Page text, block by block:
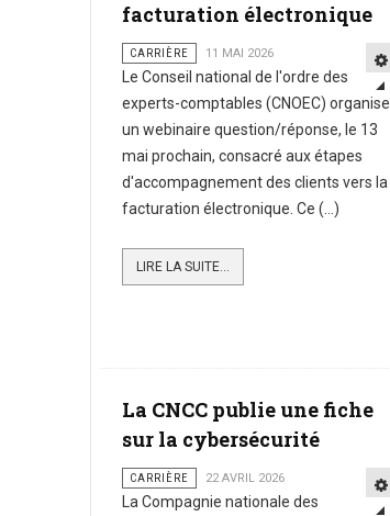
facturation électronique
CARRIÈRE 11 MAI 2026
Le Conseil national de l'ordre des
experts-comptables (CNOEC) organise
un webinaire question/réponse, le 13
mai prochain, consacré aux étapes
d'accompagnement des clients vers la
facturation électronique. Ce (...)
LIRE LA SUITE...
La CNCC publie une fiche
sur la cybersécurité
CARRIÈRE 22 AVRIL 2026
La Compagnie nationale des